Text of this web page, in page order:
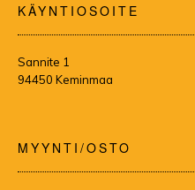
KÄYNTIOSOITE
Sannite 1
94450 Keminmaa
MYYNTI/OSTO